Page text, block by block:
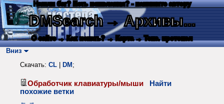
Нашли баг? Есть пожелания? - напишите автору
DMSearch→ Архивы...
О сайте → Как искать? → Карта → Текс. протокол
Вниз
Скачать: CL DM ;
Обработчик клавиатуры/мыши
Найти
похожие ветки
← →